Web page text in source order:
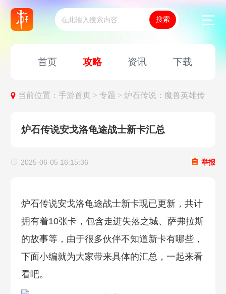
首页 攻略 资讯 下载
当前位置：手游首页 >专题 >炉石传说：魔兽英雄传
炉石传说安戈洛龟途战士新卡汇总
2025-06-05 16:15:36 举报
炉石传说安戈洛龟途战士新卡现已更新，共计
拥有着10张卡，包含走进失落之城、萨弗拉斯
的故事等，由于很多伙伴不知道新卡有哪些，
下面小编就为大家带来具体的汇总，一起来看
看吧。